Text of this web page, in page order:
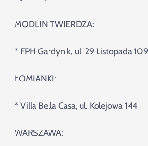
MODLIN TWIERDZA:
* FPH Gardynik, ul. 29 Listopada 109
ŁOMIANKI:
* Villa Bella Casa, ul. Kolejowa 144
WARSZAWA: